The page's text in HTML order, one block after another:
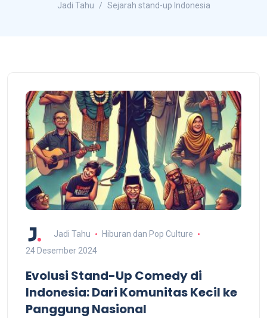
Jadi Tahu Sejarah stand-up Indonesia
Jadi Tahu
Hiburan dan Pop Culture
24 Desember 2024
Evolusi Stand-Up Comedy di
Indonesia: Dari Komunitas Kecil ke
Panggung Nasional